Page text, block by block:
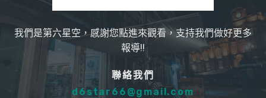
我們是第六星空，感謝您點進來觀看，支持我們做好更多
報導!!
聯絡我們
d6star66@gmail.com